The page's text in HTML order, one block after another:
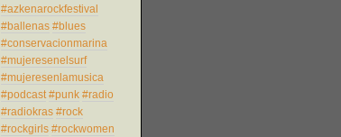
#azkenarockfestival
#ballenas #blues
#conservacionmarina
#mujeresenelsurf
#mujeresenlamusica
#podcast #punk #radio
#radiokras #rock
#rockgirls #rockwomen